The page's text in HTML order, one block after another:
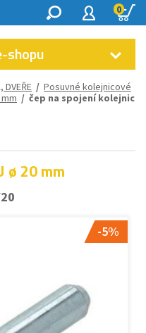
0
shopu
DVEŘE / Posuvné kolejnicové
/ čep na spojení kolejnic
ø 20 mm
-5%